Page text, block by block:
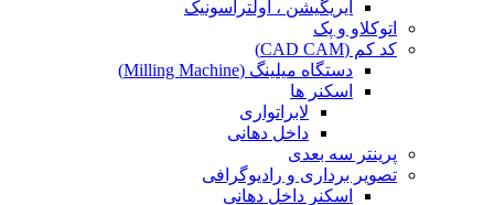
ایریگیشن ، اولتراسونیک
اتوکلاو و پک
کد کم (CAD CAM)
دستگاه میلینگ (Milling Machine)
اسکنر ها
لابراتواری
داخل دهانی
پرینتر سه بعدی
تصویر برداری و رادیوگرافی
اسکنر داخل دهانی